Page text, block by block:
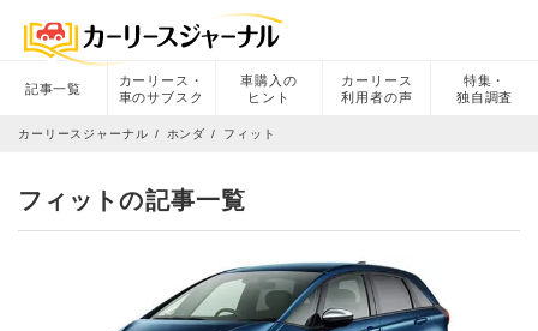
記事一覧
カーリース・
車のサブスク
車購入の
ヒント
カーリース
利用者の声
特集・
独自調査
カーリースジャーナル ホンダ フィット
フィットの記事一覧